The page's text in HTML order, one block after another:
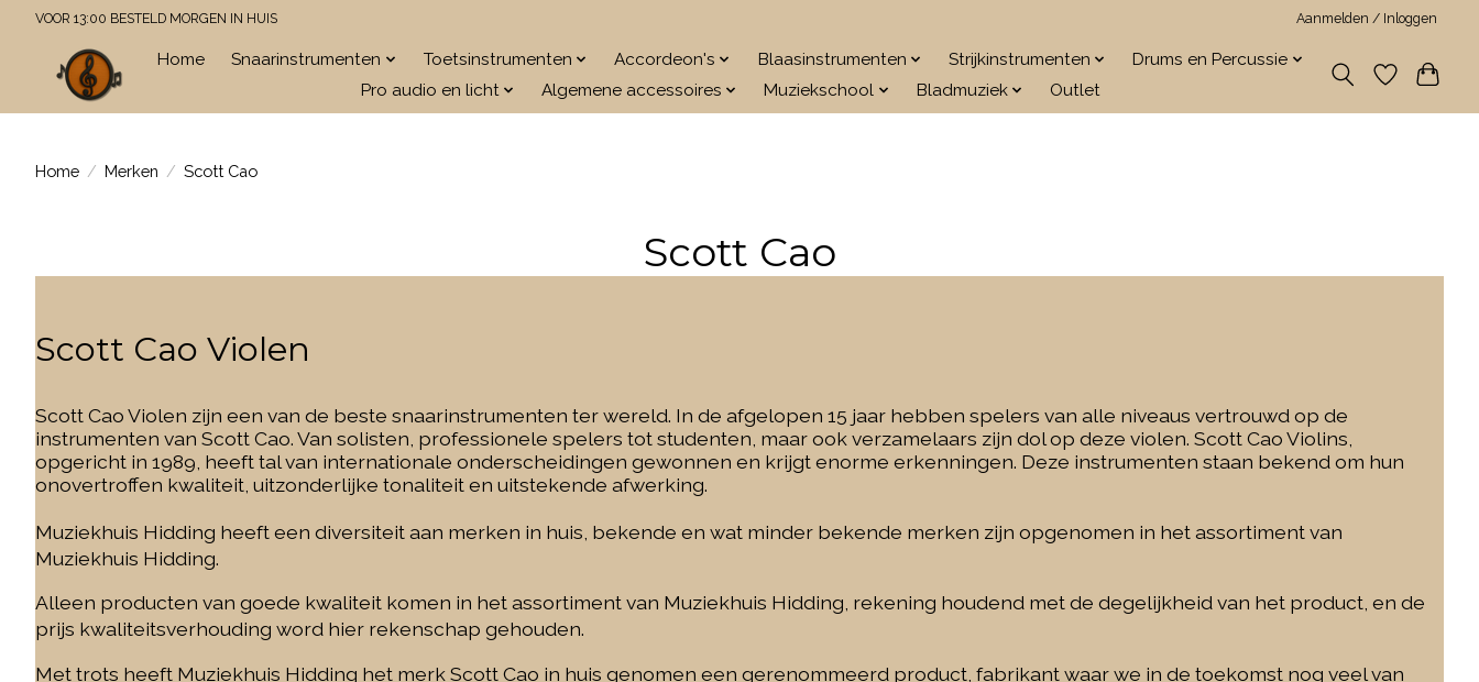
VOOR 13:00 BESTELD MORGEN IN HUIS Aanmelden / Inloggen
Home Snaarinstrumenten Toetsinstrumenten Accordeon's Blaasinstrumenten Strijkinstrumenten
Drums en Percussie
Pro audio en licht
Algemene accessoires Muziekschool Bladmuziek Outlet
Home / Merken / Scott Cao
Scott Cao
Scott Cao Violen
Scott Cao Violen zijn een van de beste snaarinstrumenten ter wereld. In de afgelopen 15 jaar hebben spelers van alle niveaus vertrouwd op de
instrumenten van Scott Cao.Van solisten, professionele spelers tot studenten, maar ook verzamelaars zijn dol op deze violen. Scott Cao Violins,
opgericht in 1989, heeft tal van internationale onderscheidingen gewonnen en krijgt enorme erkenningen. Deze instrumenten staan bekend om hun
onovertroffen kwaliteit, uitzonderlijke tonaliteit en uitstekende afwerking.
Muziekhuis Hidding heeft een diversiteit aan merken in huis, bekende en wat minder bekende merken zijn opgenomen in het assortiment van
Muziekhuis Hidding.
Alleen producten van goede kwaliteit komen in het assortiment van Muziekhuis Hidding, rekening houdend met de degelijkheid van het product, en de
prijs kwaliteitsverhouding word hier rekenschap gehouden.
Met trots heeft Muziekhuis Hidding het merkScott Cao in huis genomen een gerenommeerd product, fabrikant waar we in de toekomst nog veel van